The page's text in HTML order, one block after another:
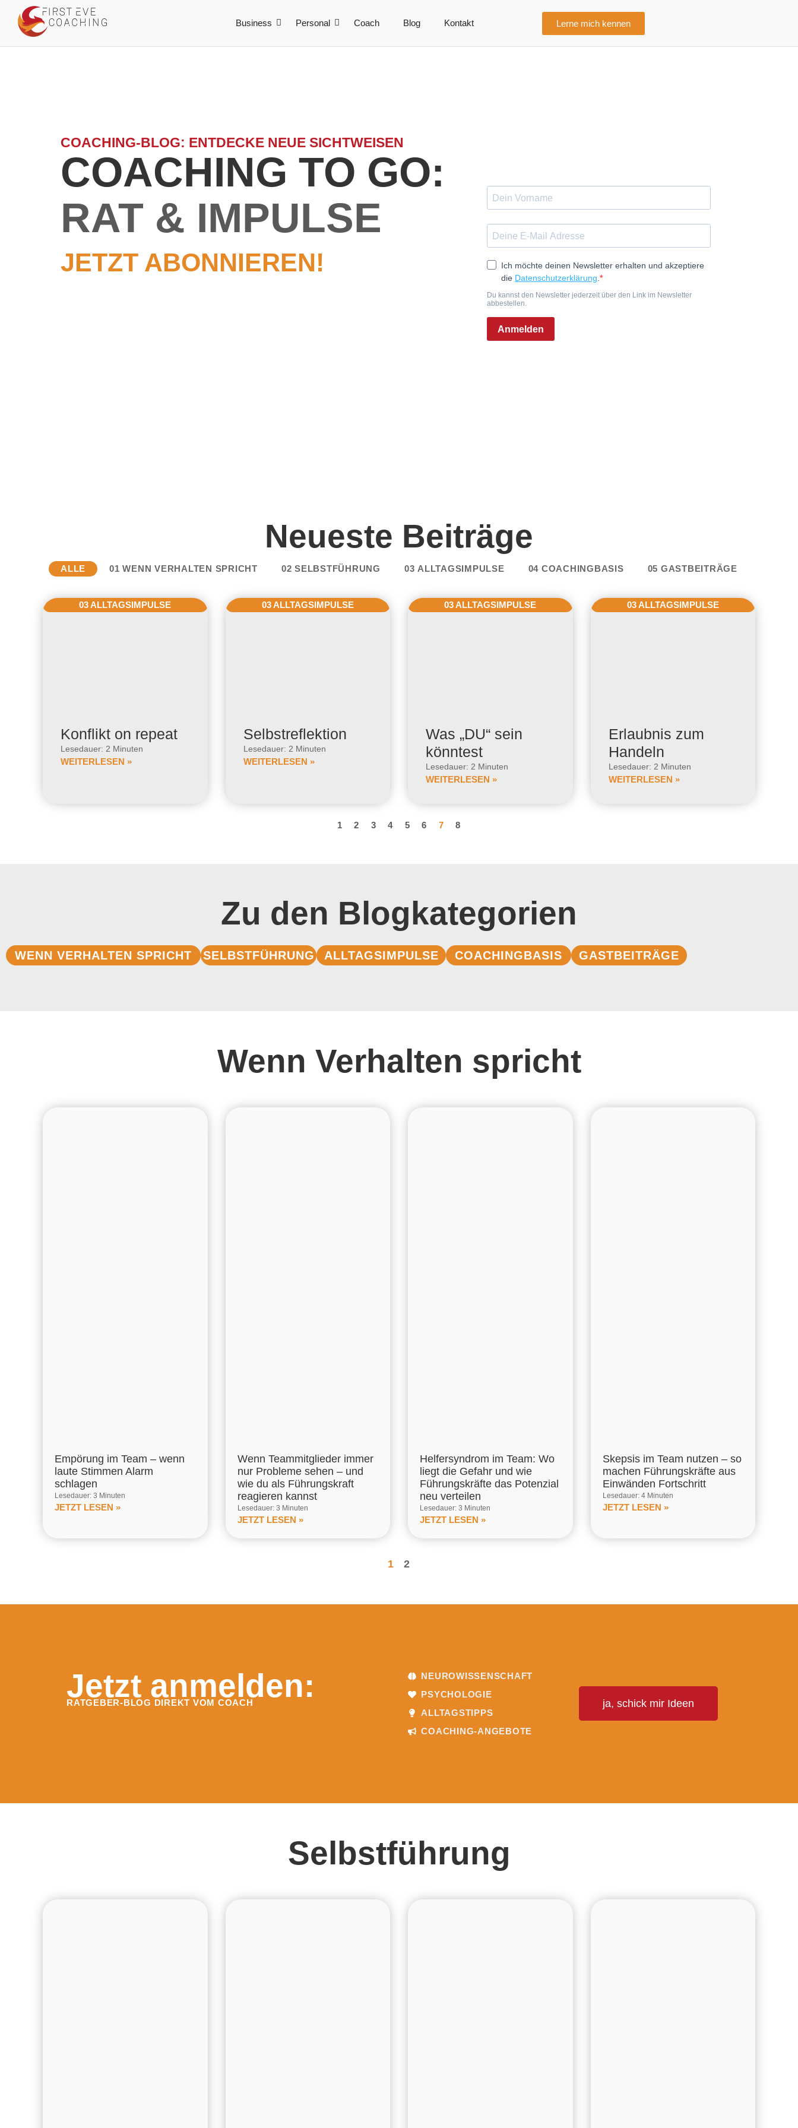
Business Personal Coach Blog Kontakt Lerne mich kennen
COACHING-BLOG: ENTDECKE NEUE SICHTWEISEN
COACHING TO GO:
RAT & IMPULSE
JETZT ABONNIEREN!
Neueste Beiträge
01 WENN VERHALTEN SPRICHT 02 SELBSTFÜHRUNG 03 ALLTAGSIMPULSE 04 COACHINGBASIS 05 GASTBEITRÄGE
ALLE
03 ALLTAGSIMPULSE
Konflikt on repeat
Lesedauer: 2 Minuten
WEITERLESEN »
03 ALLTAGSIMPULSE
Selbstreflektion
Lesedauer: 2 Minuten
WEITERLESEN »
03 ALLTAGSIMPULSE
Was „DU“ sein
könntest
Lesedauer: 2 Minuten
WEITERLESEN »
03 ALLTAGSIMPULSE
Erlaubnis zum
Handeln
Lesedauer: 2 Minuten
WEITERLESEN »
1 2 3 4 5 6 7 8
Zu den Blogkategorien
WENN VERHALTEN SPRICHT SELBSTFÜHRUNG ALLTAGSIMPULSE COACHINGBASIS GASTBEITRÄGE
Wenn Verhalten spricht
Empörung im Team – wenn
laute Stimmen Alarm
schlagen
Lesedauer: 3 Minuten
JETZT LESEN »
Wenn Teammitglieder immer
nur Probleme sehen – und
wie du als Führungskraft
reagieren kannst
Lesedauer: 3 Minuten
JETZT LESEN »
Helfersyndrom im Team: Wo
liegt die Gefahr und wie
Führungskräfte das Potenzial
neu verteilen
Lesedauer: 3 Minuten
JETZT LESEN »
Skepsis im Team nutzen – so
machen Führungskräfte aus
Einwänden Fortschritt
Lesedauer: 4 Minuten
JETZT LESEN »
1 2
Jetzt anmelden:
RATGEBER-BLOG DIREKT VOM COACH
NEUROWISSENSCHAFT
PSYCHOLOGIE
ALLTAGSTIPPS
COACHING-ANGEBOTE
ja, schick mir Ideen
Selbstführung